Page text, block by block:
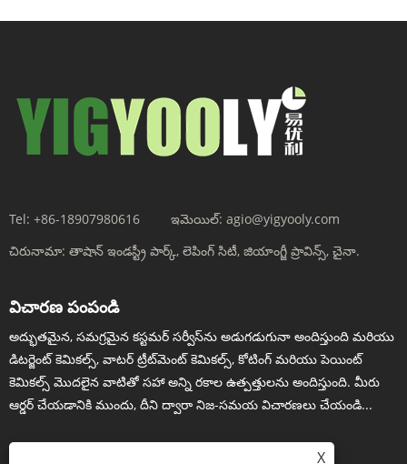
Tel: +86-18907980616 ఇమెయిల్: agio@yigyooly.com
చిరునామా: తాషాన్ ఇండస్ట్రీ పార్క్, లెపింగ్ సిటీ, జియాంగ్జీ ప్రావిన్స్, చైనా.
విచారణ పంపండి
అద్భుతమైన, సమగ్రమైన కస్టమర్ సర్వీస్‌ను అడుగడుగునా అందిస్తుంది మరియు
డిటర్జెంట్ కెమికల్స్, వాటర్ ట్రీట్‌మెంట్ కెమికల్స్, కోటింగ్ మరియు పెయింట్
కెమికల్స్ మొదలైన వాటితో సహా అన్ని రకాల ఉత్పత్తులను అందిస్తుంది. మీరు
ఆర్డర్ చేయడానికి ముందు, దీని ద్వారా నిజ-సమయ విచారణలు చేయండి...
X